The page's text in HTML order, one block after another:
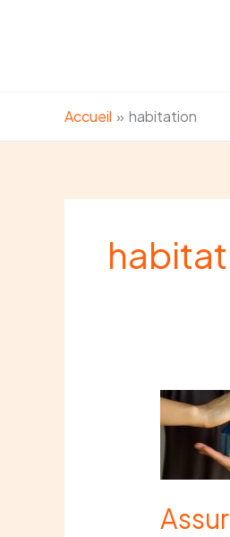
Accueil habitation
Assurance
habitation